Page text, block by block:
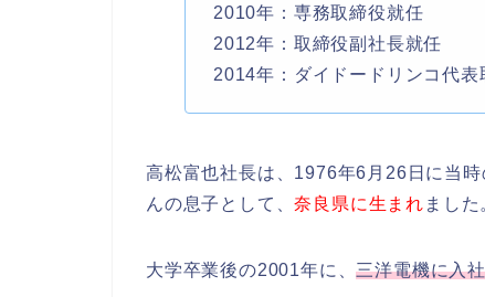
2010年：専務取締役就任
2012年：取締役副社長就任
2014年：ダイドードリンコ代表
高松富也社長は、1976年6月26日に当
んの息子として、奈良県に生まれ ました
大学卒業後の2001年に、三洋電機に入社